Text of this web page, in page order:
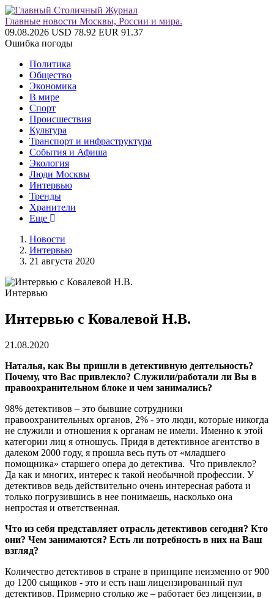
Главные новости Москвы, России и мира.
09.08.2026 USD 78.92 EUR 91.37
Ошибка погоды
Политика
Общество
Экономика
В мире
Спорт
Происшествия
Культура
Транспорт и инфраструктура
События и Афиша
Экология
Люди Москвы
Интервью
Тренды
Хранители
Еще
Новости
Интервью
21 августа 2020
Интервью
Интервью с Ковалевой Н.В.
21.08.2020
Наталья, как Вы пришли в детективную деятельность?
Почему, что Вас привлекло? Служили/работали ли Вы в
правоохранительном блоке и чем занимались?
98% детективов – это бывшие сотрудники
правоохранительных органов, 2% - это люди, которые никогда
не служили и отношения к органам не имели. Именно к этой
категории лиц я отношусь. Придя в детективное агентство в
далеком 2000 году, я прошла весь путь от «младшего
помощника» старшего опера до детектива. Что привлекло?
Да как и многих, интерес к такой необычной профессии. У
детективов ведь действительно очень интересная работа и
только погрузившись в нее понимаешь, насколько она
непростая и ответственная.
Что из себя представляет отрасль детективов сегодня? Кто
они? Чем занимаются? Есть ли потребность в них на Ваш
взгляд?
Количество детективов в стране в принципе неизменно от 900
до 1200 сыщиков - это и есть наш лицензированный пул
детективов. Примерно столько же – работает без лицензии, в